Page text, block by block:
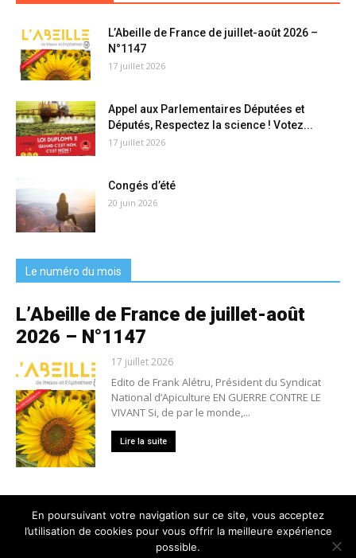
L’Abeille de France de juillet-août 2026 –
N°1147
17 juillet 2026
Appel aux Parlementaires Députées et
Députés, Respectez la science ! Votez...
17 juillet 2026
Congés d’été
20 juin 2026
Le numéro du mois
L’Abeille de France de juillet-août
2026 – N°1147
17 juillet 2026
Edito de Frank Alétru, Président du Syndicat
National d’Apiculture EN GUERRE CONTRE LE
VIVANT Si, de par le monde,...
Lire la suite
Nous contacter
Conditions générales de vente
Politique de confidentialité
En poursuivant votre navigation sur ce site, vous acceptez
l’utilisation de cookies pour vous offrir la meilleure expérience
possible.